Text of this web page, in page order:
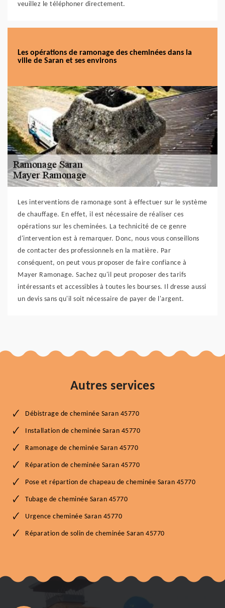
veuillez le téléphoner directement.
Les opérations de ramonage des cheminées dans la
ville de Saran et ses environs
Les interventions de ramonage sont à effectuer sur le système
de chauffage. En effet, il est nécessaire de réaliser ces
opérations sur les cheminées. La technicité de ce genre
d'intervention est à remarquer. Donc, nous vous conseillons
de contacter des professionnels en la matière. Par
conséquent, on peut vous proposer de faire confiance à
Mayer Ramonage. Sachez qu'il peut proposer des tarifs
intéressants et accessibles à toutes les bourses. Il dresse aussi
un devis sans qu'il soit nécessaire de payer de l'argent.
Autres services
Débistrage de cheminée Saran 45770
Installation de cheminée Saran 45770
Ramonage de cheminée Saran 45770
Réparation de cheminée Saran 45770
Pose et répartion de chapeau de cheminée Saran 45770
Tubage de cheminée Saran 45770
Urgence cheminée Saran 45770
Réparation de solin de cheminée Saran 45770